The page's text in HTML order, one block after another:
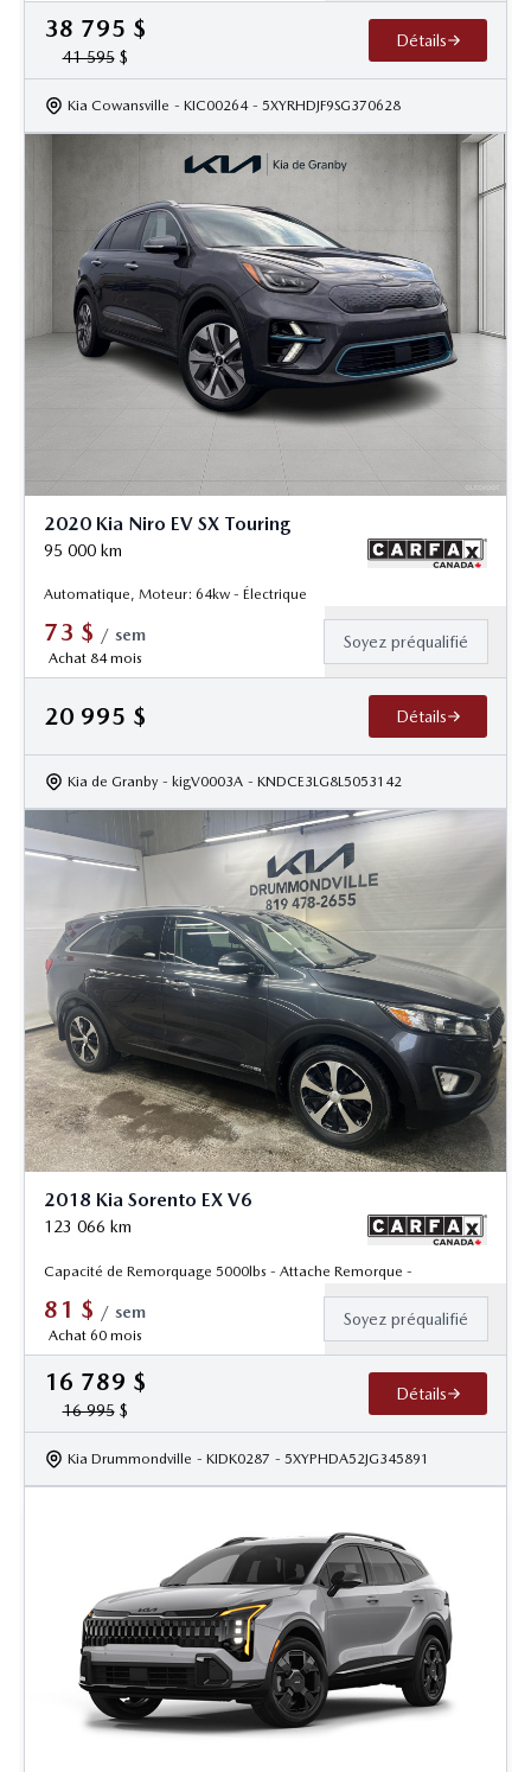
38 795 $
41 595$
Détails
Kia Cowansville - KIC00264 - 5XYRHDJF9SG370628
2020 Kia Niro EV SX Touring
95 000 km
Automatique, Moteur: 64kw - Électrique
73 $ / sem
Achat 84 mois
Soyez préqualifié
20 995 $ Détails
Kia de Granby - kigV0003A - KNDCE3LG8L5053142
2018 Kia Sorento EX V6
123 066 km
Capacité de Remorquage 5000lbs - Attache Remorque -
81 $ / sem
Achat 60 mois
Soyez préqualifié
16 789 $
16 995$
Détails
Kia Drummondville - KIDK0287 - 5XYPHDA52JG345891